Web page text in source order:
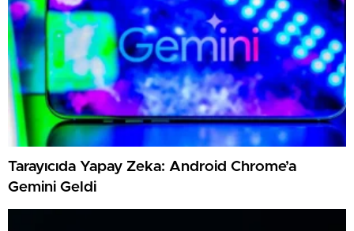
Tarayıcıda Yapay Zeka: Android Chrome’a
Gemini Geldi